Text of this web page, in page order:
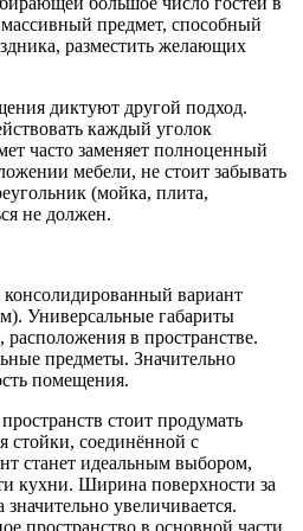
предмет, способный
разместить желающих
диктуют другой подход.
каждый уголок
часто заменяет полноценный
мебели, не стоит забывать
(мойка, плита,
не должен.
вариант
Универсальные габариты
в пространстве.
предметы. Значительно
помещения.
стоит продумать
стойки, соединённой с
станет идеальным выбором,
кухни. Ширина поверхности за
увеличивается.